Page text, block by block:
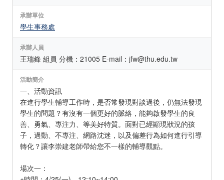
承辦單位
學生事務處
承辦人員
王瑞鋒 組員 分機：21005 E-mail：jfw@thu.edu.tw
活動簡介
一、活動資訊
在進行學生輔導工作時，是否常發現對談過後，仍無法發現
學生的問題？有沒有一個更好的脈絡，能夠啟發學生的良
善、勇氣、專注力、等美好特質。面對已經顯現狀況的孩
子，過動、不專注、網路沈迷，以及偏差行為如何進行引導
轉化？讓李崇建老師帶給您不一樣的輔導觀點。
場次一：